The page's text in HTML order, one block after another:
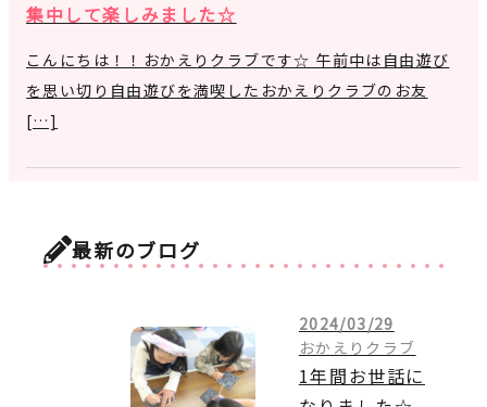
集中して楽しみました☆
こんにちは！！おかえりクラブです☆ 午前中は自由遊び
を思い切り自由遊びを満喫したおかえりクラブのお友
[…]
最新のブログ
2024/03/29
おかえりクラブ
1年間お世話に